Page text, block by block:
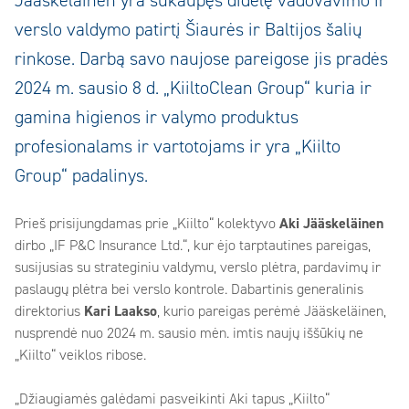
verslo valdymo patirtį Šiaurės ir Baltijos šalių
rinkose. Darbą savo naujose pareigose jis pradės
2024 m. sausio 8 d. „KiiltoClean Group“ kuria ir
gamina higienos ir valymo produktus
profesionalams ir vartotojams ir yra „Kiilto
Group“ padalinys.
Prieš prisijungdamas prie „Kiilto“ kolektyvo Aki Jääskeläinen
dirbo „IF P&C Insurance Ltd.“, kur ėjo tarptautines pareigas,
susijusias su strateginiu valdymu, verslo plėtra, pardavimų ir
paslaugų plėtra bei verslo kontrole. Dabartinis generalinis
direktorius Kari Laakso, kurio pareigas perėmė Jääskeläinen,
nusprendė nuo 2024 m. sausio mėn. imtis naujų iššūkių ne
„Kiilto“ veiklos ribose.
„Džiaugiamės galėdami pasveikinti Aki tapus „Kiilto“